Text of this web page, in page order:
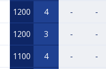
1200 4 - -
1200 3 - -
1100 4 - -